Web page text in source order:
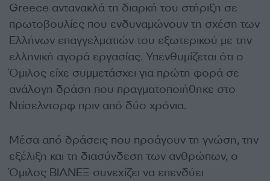
Greece αντανακλά τη διαρκή του στήριξη σε
πρωτοβουλίες που ενδυναμώνουν τη σχέση των
Ελλήνων επαγγελματιών του εξωτερικού με την
ελληνική αγορά εργασίας. Υπενθυμίζεται ότι ο
Όμιλος είχε συμμετάσχει για πρώτη φορά σε
ανάλογη δράση που πραγματοποιήθηκε στο
Ντίσελντορφ πριν από δύο χρόνια.
Μέσα από δράσεις που προάγουν τη γνώση, την
εξέλιξη και τη διασύνδεση των ανθρώπων, ο
Όμιλος ΒΙΑΝΕΞ συνεχίζει να επενδύει